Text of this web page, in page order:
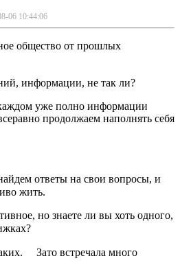
06 10:44:06
общество от прошлых
информации, не так ли? ⠀
уже полно информации
продолжаем наполнять себя
ответы на свои вопросы, и
жить. ⠀
но знаете ли вы хоть одного,
⠀
⠀ Зато встречала много